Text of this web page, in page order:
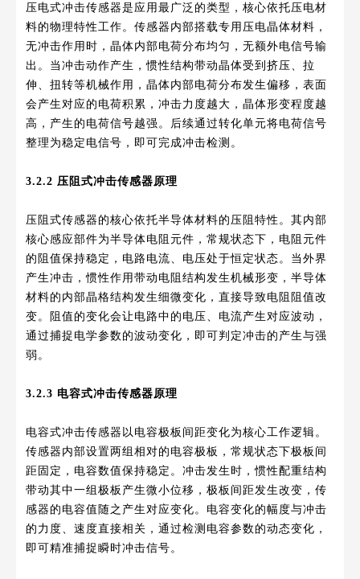
压电式冲击传感器是应用最广泛的类型，核心依托压电材
料的物理特性工作。传感器内部搭载专用压电晶体材料，
无冲击作用时，晶体内部电荷分布均匀，无额外电信号输
出。当冲击动作产生，惯性结构带动晶体受到挤压、拉
伸、扭转等机械作用，晶体内部电荷分布发生偏移，表面
会产生对应的电荷积累，冲击力度越大，晶体形变程度越
高，产生的电荷信号越强。后续通过转化单元将电荷信号
整理为稳定电信号，即可完成冲击检测。
3.2.2 压阻式冲击传感器原理
压阻式传感器的核心依托半导体材料的压阻特性。其内部
核心感应部件为半导体电阻元件，常规状态下，电阻元件
的阻值保持稳定，电路电流、电压处于恒定状态。当外界
产生冲击，惯性作用带动电阻结构发生机械形变，半导体
材料的内部晶格结构发生细微变化，直接导致电阻阻值改
变。阻值的变化会让电路中的电压、电流产生对应波动，
通过捕捉电学参数的波动变化，即可判定冲击的产生与强
弱。
3.2.3 电容式冲击传感器原理
电容式冲击传感器以电容极板间距变化为核心工作逻辑。
传感器内部设置两组相对的电容极板，常规状态下极板间
距固定，电容数值保持稳定。冲击发生时，惯性配重结构
带动其中一组极板产生微小位移，极板间距发生改变，传
感器的电容值随之产生对应变化。电容变化的幅度与冲击
的力度、速度直接相关，通过检测电容参数的动态变化，
即可精准捕捉瞬时冲击信号。